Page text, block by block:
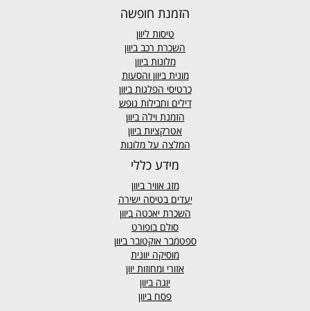
הזמנת חופשה
טיסות ליוון
השכרת רכב ביוון
מלונות ביוון
מונית ביוון והסעות
כרטיסי הפלגות ביוון
דילים וחבילות נופש
הזמנת וילה ביוון
אטרקציות ביוון
המלצה על מלונות
מידע כללי
מזג אוויר ביוון
יעדים בטיסה ישירה
השכרת יאכטה ביוון
סולם בופורט
ספטמבר אוקטובר ביוון
מוסיקה יוונית
אזורי ומחוזות יוון
יוגה ביוון
פסח ביוון